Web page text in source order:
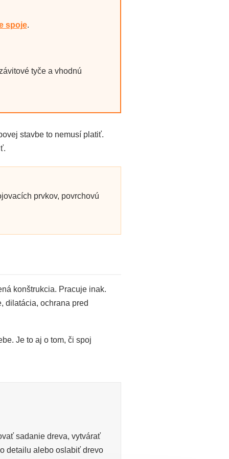
spoje.
tyče a vhodnú
stavbe to nemusí platiť.
prvkov, povrchovú
konštrukcia. Pracuje inak.
dilatácia, ochrana pred
Je to aj o tom, či spoj
sadanie dreva, vytvárať
detailu alebo oslabiť drevo